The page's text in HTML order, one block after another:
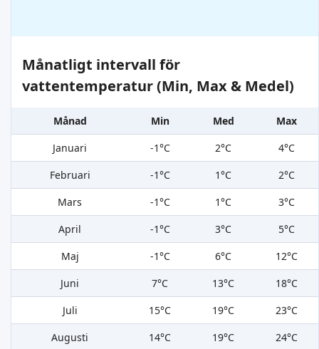
Månatligt intervall för
vattentemperatur (Min, Max & Medel)
Månad Min Med
Max
Januari
-1°C 2°C
4°C
Februari
-1°C 1°C
2°C
Mars
-1°C 1°C
3°C
April
-1°C 3°C
5°C
Maj
-1°C 6°C
12°C
Juni
7°C 13°C
18°C
Juli
15°C 19°C
23°C
Augusti
14°C 19°C
24°C